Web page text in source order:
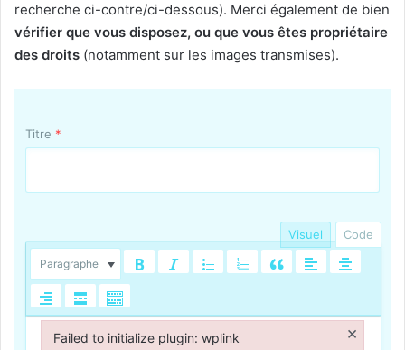
recherche ci-contre/ci-dessous). Merci également de bien
vérifier que vous disposez, ou que vous êtes propriétaire
des droits (notamment sur les images transmises).
Titre *
Visuel Code
Paragraphe
Failed to initialize plugin: wplink ×